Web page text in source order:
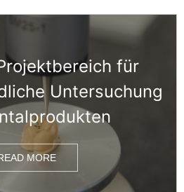
für
Untersuchung
MORE